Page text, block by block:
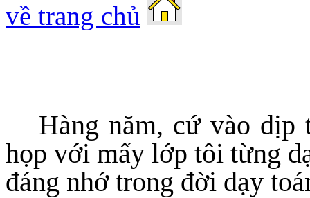
về trang chủ
Hàng năm, cứ vào
họp với mấy lớp tôi từng
đáng nhớ trong đời dạy